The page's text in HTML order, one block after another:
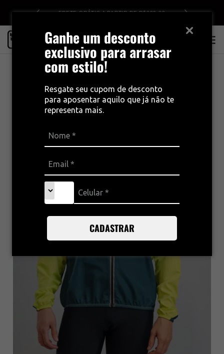
Ganhe um desconto
exclusivo para arrasar
com estilo!
Resgate seu cupom de desconto
para aposentar aquilo que já não te
representa mais.
CADASTRAR
R$499 FRETE GRÁTIS A PARTIR DE R$399,00